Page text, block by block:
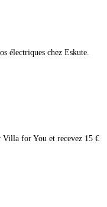
électriques chez Eskute.
Villa for You et recevez 15 €